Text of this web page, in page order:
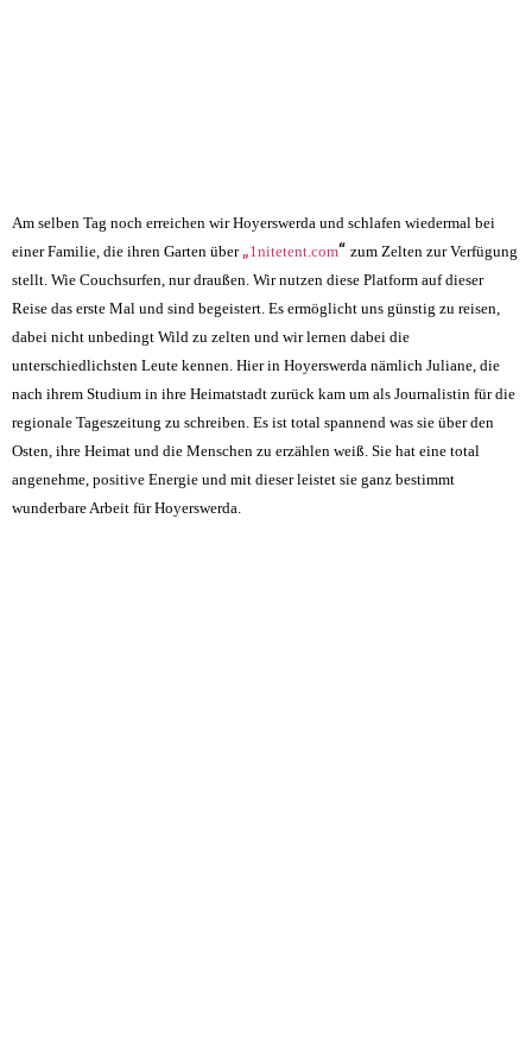
Am selben Tag noch erreichen wir Hoyerswerda und schlafen wiedermal bei
einer Familie, die ihren Garten über „1nitetent.com“ zum Zelten zur Verfügung
stellt. Wie Couchsurfen, nur draußen. Wir nutzen diese Platform auf dieser
Reise das erste Mal und sind begeistert. Es ermöglicht uns günstig zu reisen,
dabei nicht unbedingt Wild zu zelten und wir lernen dabei die
unterschiedlichsten Leute kennen. Hier in Hoyerswerda nämlich Juliane, die
nach ihrem Studium in ihre Heimatstadt zurück kam um als Journalistin für die
regionale Tageszeitung zu schreiben. Es ist total spannend was sie über den
Osten, ihre Heimat und die Menschen zu erzählen weiß. Sie hat eine total
angenehme, positive Energie und mit dieser leistet sie ganz bestimmt
wunderbare Arbeit für Hoyerswerda.